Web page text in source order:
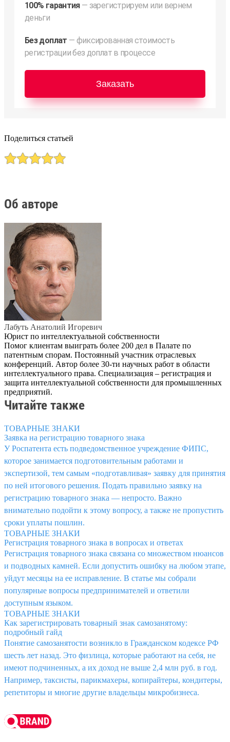
100% гарантия— зарегистрируем или вернем
деньги
Без доплат — фиксированная стоимость
регистрации без доплат в процессе
Заказать
Поделиться статьей
Об авторе
Лабуть Анатолий Игоревич
Юрист по интеллектуальной собственности
Помог клиентам выиграть более 200 дел в Палате по
патентным спорам. Постоянный участник отраслевых
конференций. Автор более 30-ти научных работ в области
интеллектуального права. Специализация – регистрация и
защита интеллектуальной собственности для промышленных
предприятий.
Читайте также
ТОВАРНЫЕ ЗНАКИ
Заявка на регистрацию товарного знака
У Роспатента есть подведомственное учреждение ФИПС,
которое занимается подготовительным работами и
экспертизой, тем самым «подготавливая» заявку для принятия
по ней итогового решения. Подать правильно заявку на
регистрацию товарного знака — непросто. Важно
внимательно подойти к этому вопросу, а также не пропустить
сроки уплаты пошлин.
ТОВАРНЫЕ ЗНАКИ
Регистрация товарного знака в вопросах и ответах
Регистрация товарного знака связана со множеством нюансов
и подводных камней. Если допустить ошибку на любом этапе,
уйдут месяцы на ее исправление. В статье мы собрали
популярные вопросы предпринимателей и ответили
доступным языком.
ТОВАРНЫЕ ЗНАКИ
Как зарегистрировать товарный знак самозанятому:
подробный гайд
Понятие самозанятости возникло в Гражданском кодексе РФ
шесть лет назад. Это физлица, которые работают на себя, не
имеют подчиненных, а их доход не выше 2,4 млн руб. в год.
Например, таксисты, парикмахеры, копирайтеры, кондитеры,
репетиторы и многие другие владельцы микробизнеса.